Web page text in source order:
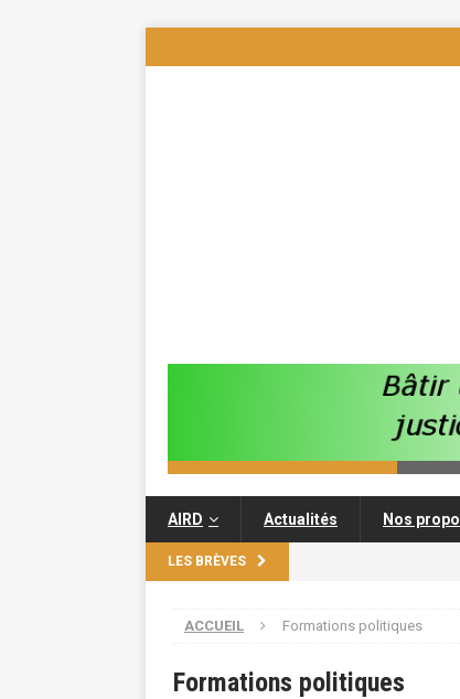
AIRD Actualités Nos
LES BRÈVES
ACCUEIL Formations politiques
Formations politiques